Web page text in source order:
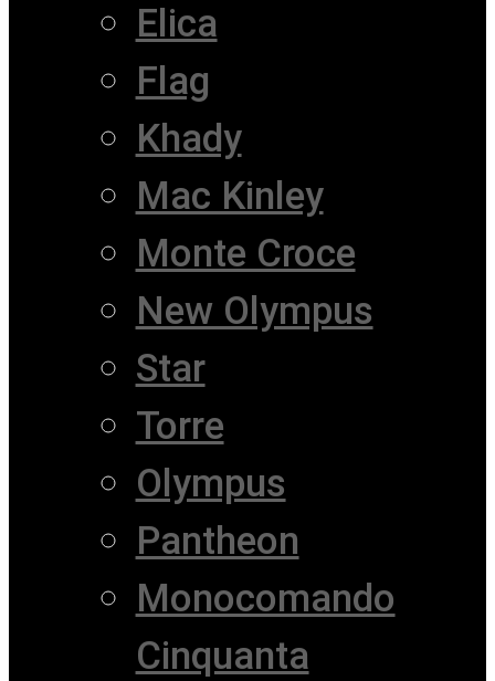
Elica
Flag
Khady
Mac Kinley
Monte Croce
New Olympus
Star
Torre
Olympus
Pantheon
Monocomando
Cinquanta